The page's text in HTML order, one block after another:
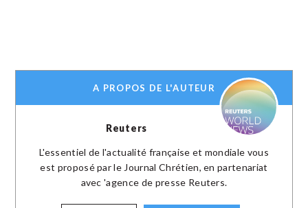
A PROPOS DE L'AUTEUR
Reuters
L'essentiel de l'actualité française et mondiale vous
est proposé par le Journal Chrétien, en partenariat
avec 'agence de presse Reuters.